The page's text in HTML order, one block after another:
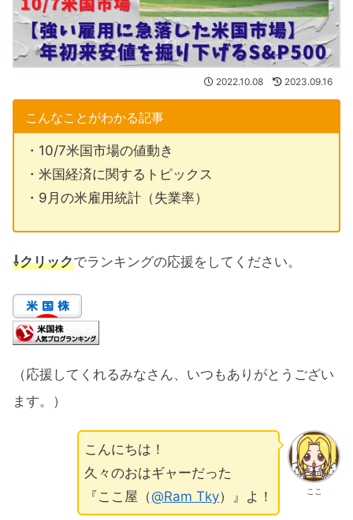
2022.10.08 2023.09.16
こんなことがわかる記事
・10/7米国市場の値動き
・米国経済に関するトピックス
・9月の米雇用統計（失業率）
⇩クリックでランキングの応援をしてください。
（応援してくれるみなさん、いつもありがとうござい
ます。）
ここ
こんにちは！
久々のおはギャーだった
『ここ屋（@Ram Tky）』よ！